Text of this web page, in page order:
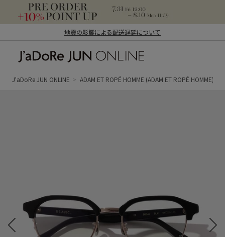
地震の影響による配送遅延について
ン オンライン）
J'aDoRe JUN ONLINE ADAM ET ROPÉ HOMME (ADAM ET ROPÉ HOMME)